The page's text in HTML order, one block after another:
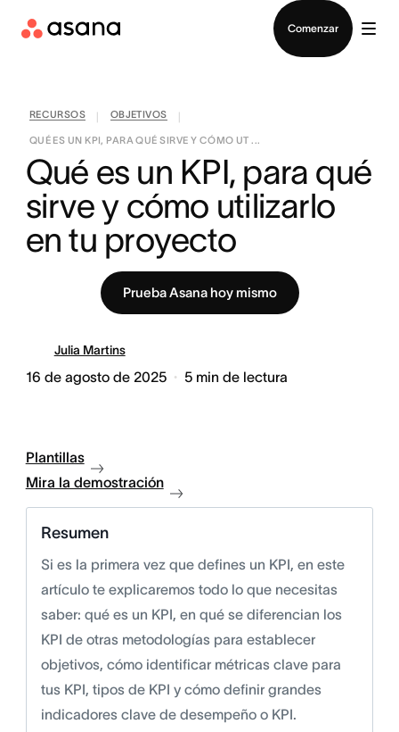
Comenzar
RECURSOS OBJETIVOS
QUÉ ES UN KPI, PARA QUÉ SIRVE Y CÓMO UT ...
Qué es un KPI, para qué
sirve y cómo utilizarlo
en tu proyecto
Prueba Asana hoy mismo
Julia Martins
16 de agosto de 2025 5 min de lectura
Plantillas
Mira la demostración
Resumen
Si es la primera vez que defines un KPI, en este
artículo te explicaremos todo lo que necesitas
saber: qué es un KPI, en qué se diferencian los
KPI de otras metodologías para establecer
objetivos, cómo identificar métricas clave para
tus KPI, tipos de KPI y cómo definir grandes
indicadores clave de desempeño o KPI.